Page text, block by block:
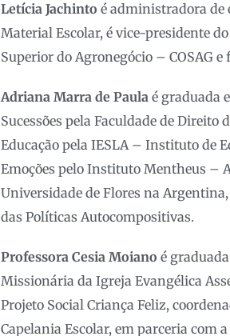
Letícia Jachinto é administradora de
Material Escolar, é vice-presidente
Superior do Agronegócio – COSAG
Adriana Marra de Paula é graduada
Sucessões pela Faculdade de
Educação pela IESLA – Instituto de
Emoções pelo Instituto Mentheus –
Universidade de Flores na
das Políticas Autocompositivas.
Professora Cesia Moiano é
Missionária da Igreja Evangélica
Projeto Social Criança Feliz,
Capelania Escolar, em parceria com